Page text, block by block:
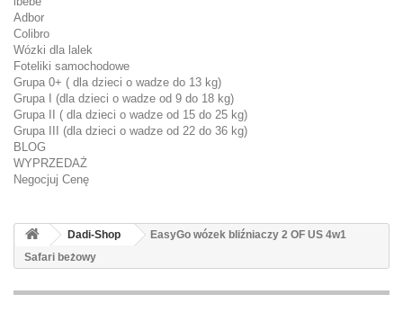
Adbor
Colibro
Wózki dla lalek
Foteliki samochodowe
Grupa 0+ ( dla dzieci o wadze do 13 kg)
Grupa I (dla dzieci o wadze od 9 do 18 kg)
Grupa II ( dla dzieci o wadze od 15 do 25 kg)
Grupa III (dla dzieci o wadze od 22 do 36 kg)
BLOG
WYPRZEDAŻ
Negocjuj Cenę
Dadi-Shop
EasyGo wózek bliźniaczy 2 OF US 4w1
Safari beżowy